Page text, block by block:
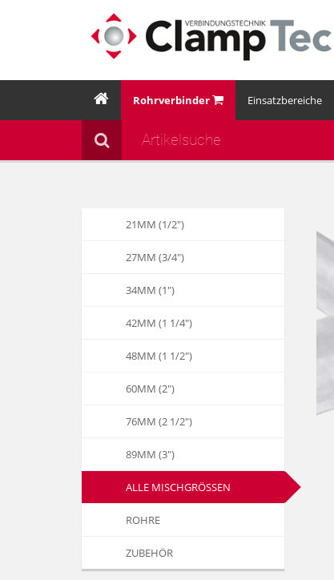
Rohrverbinder Einsatzbereiche
21MM (1/2")
27MM (3/4")
34MM (1")
42MM (1 1/4")
48MM (1 1/2")
60MM (2")
76MM (2 1/2")
89MM (3")
ALLE MISCHGRÖSSEN
ROHRE
ZUBEHÖR